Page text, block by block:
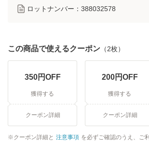
ロットナンバー： 388032578
この商品で使えるクーポン （2枚）
350円OFF
獲得する
クーポン詳細
200円OFF
獲得する
クーポン詳細
クーポン詳細と 注意事項 を必ずご確認のうえ、ご